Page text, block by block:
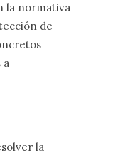
la normativa
de
a
la